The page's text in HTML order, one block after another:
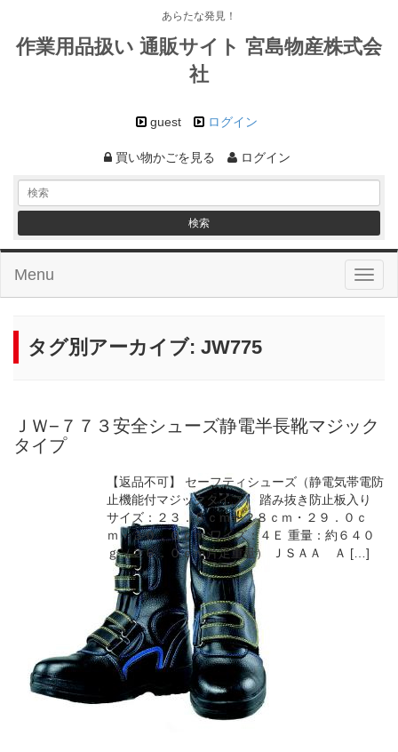
あらたな発見！
作業用品扱い 通販サイト 宮島物産株式会
社
guest ログイン
買い物かごを見る ログイン
Menu
タグ別アーカイブ: JW775
ＪＷ−７７３安全シューズ静電半長靴マジック
タイプ
【返品不可】 セーフティシューズ（静電気帯電防
止機能付マジックタイプ） 踏み抜き防止板入り
サイズ：２３．５ｃｍ〜２８ｃｍ・２９．０ｃ
ｍ・３０．０ｃｍ ワイズ：４Ｅ 重量：約６４０
ｇ（２６．０ｃｍ片足重量） ＪＳＡＡ Ａ […]